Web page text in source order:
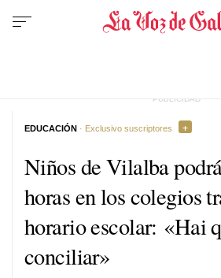
Niños de Vilalba
horas en los colegios
horario escolar: «Hai
conciliar»
EDUCACIÓN · Exclusivo suscriptores